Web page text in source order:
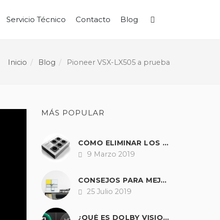
Servicio Técnico Contacto Blog
Inicio Blog Pioneer VSX-LX505 a prueba
MÁS POPULAR
CÓMO ELIMINAR LOS ZUMBIDOS Y RUIDOS DE NUESTRO EQUIPO DE SONIDO.
Fecha
9 Marzo 2019
CONSEJOS PARA MEJORAR EL SONIDO DE CUALQUIER TOCADISCOS
Fecha
25 Julio 2019
¿QUÉ ES DOLBY VISION?